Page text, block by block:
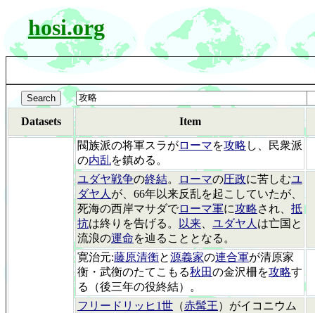
hosi.org
Datasets Item
閥族派の将軍スラがローマを攻略 し、民衆派
の内乱を鎮める。
ユダヤ戦争の終結。 ローマの圧政に苦しむユ
ダヤ人 が、66年以来反乱を起こしていたが、
死海の西岸マサダでローマ軍に攻略され、 抵
抗は終りを告げる。 以来 ユダヤ人 は亡国と
流浪の運命を辿ることとなる。
寛治元:藤原清衡と源義家の連合軍が清原家
衡・武衡のたてこもる秋田の金沢柵を攻略す
る（後三年の役終結）。
フリードリッヒ1世 （赤髯王）がイコニウム